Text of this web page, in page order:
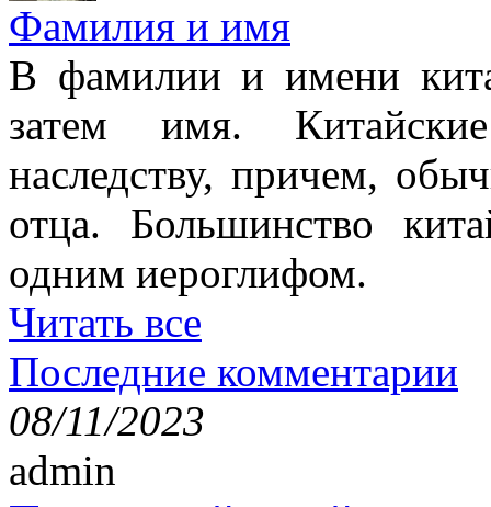
Фамилия и имя
В фамилии и имени
затем имя.
наследству, причем,
отца. Большинство
одним иероглифом.
Читать все
Последние комментарии
08/11/2023
admin